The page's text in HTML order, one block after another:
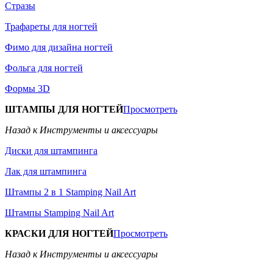
Стразы
Трафареты для ногтей
Фимо для дизайна ногтей
Фольга для ногтей
Формы 3D
ШТАМПЫ ДЛЯ НОГТЕЙПросмотреть
Назад к Инструменты и аксессуары
Диски для штампинга
Лак для штампинга
Штампы 2 в 1 Stamping Nail Art
Штампы Stamping Nail Art
КРАСКИ ДЛЯ НОГТЕЙПросмотреть
Назад к Инструменты и аксессуары